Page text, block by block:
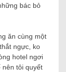
bác bỏ
ăn cùng một
ngực, ko
hotel ngơi
nên tôi quyết